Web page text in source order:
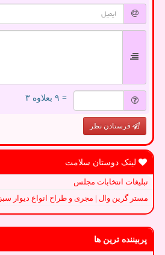
= ۹ بعلاوه ۳
فرستادن نظر
لینک دوستان سلامت
تبلیغات انتخابات مجلس
مستر گرین وال | مجری و طراح انواع دیوار سبز
پربیننده ترین ها